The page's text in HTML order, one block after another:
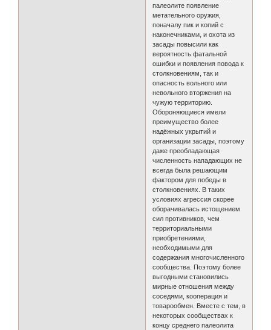
палеолите появление
метательного оружия,
поначалу пик и копий с
наконечниками, и охота из
засады повысили как
вероятность фатальной
ошибки и появления повода к
столкновениям, так и
опасность вольного или
невольного вторжения на
чужую территорию.
Обороняющиеся имели
преимущество более
надёжных укрытий и
организации засады, поэтому
даже преобладающая
численность нападающих не
всегда была решающим
фактором для победы в
столкновениях. В таких
условиях агрессия скорее
оборачивалась истощением
сил противников, чем
территориальными
приобретениями,
необходимыми для
содержания многочисленного
сообщества. Поэтому более
выгодными становились
мирные отношения между
соседями, кооперация и
товарообмен. Вместе с тем, в
некоторых сообществах к
концу среднего палеолита